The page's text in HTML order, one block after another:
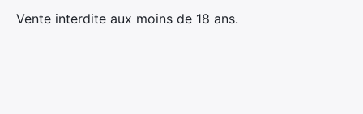
Vente interdite aux moins de 18 ans.